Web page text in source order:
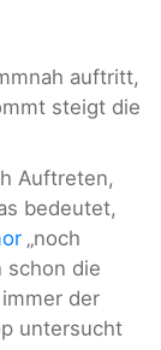
auftritt,
steigt die
Auftreten,
bedeutet,
„noch
schon die
der
untersucht